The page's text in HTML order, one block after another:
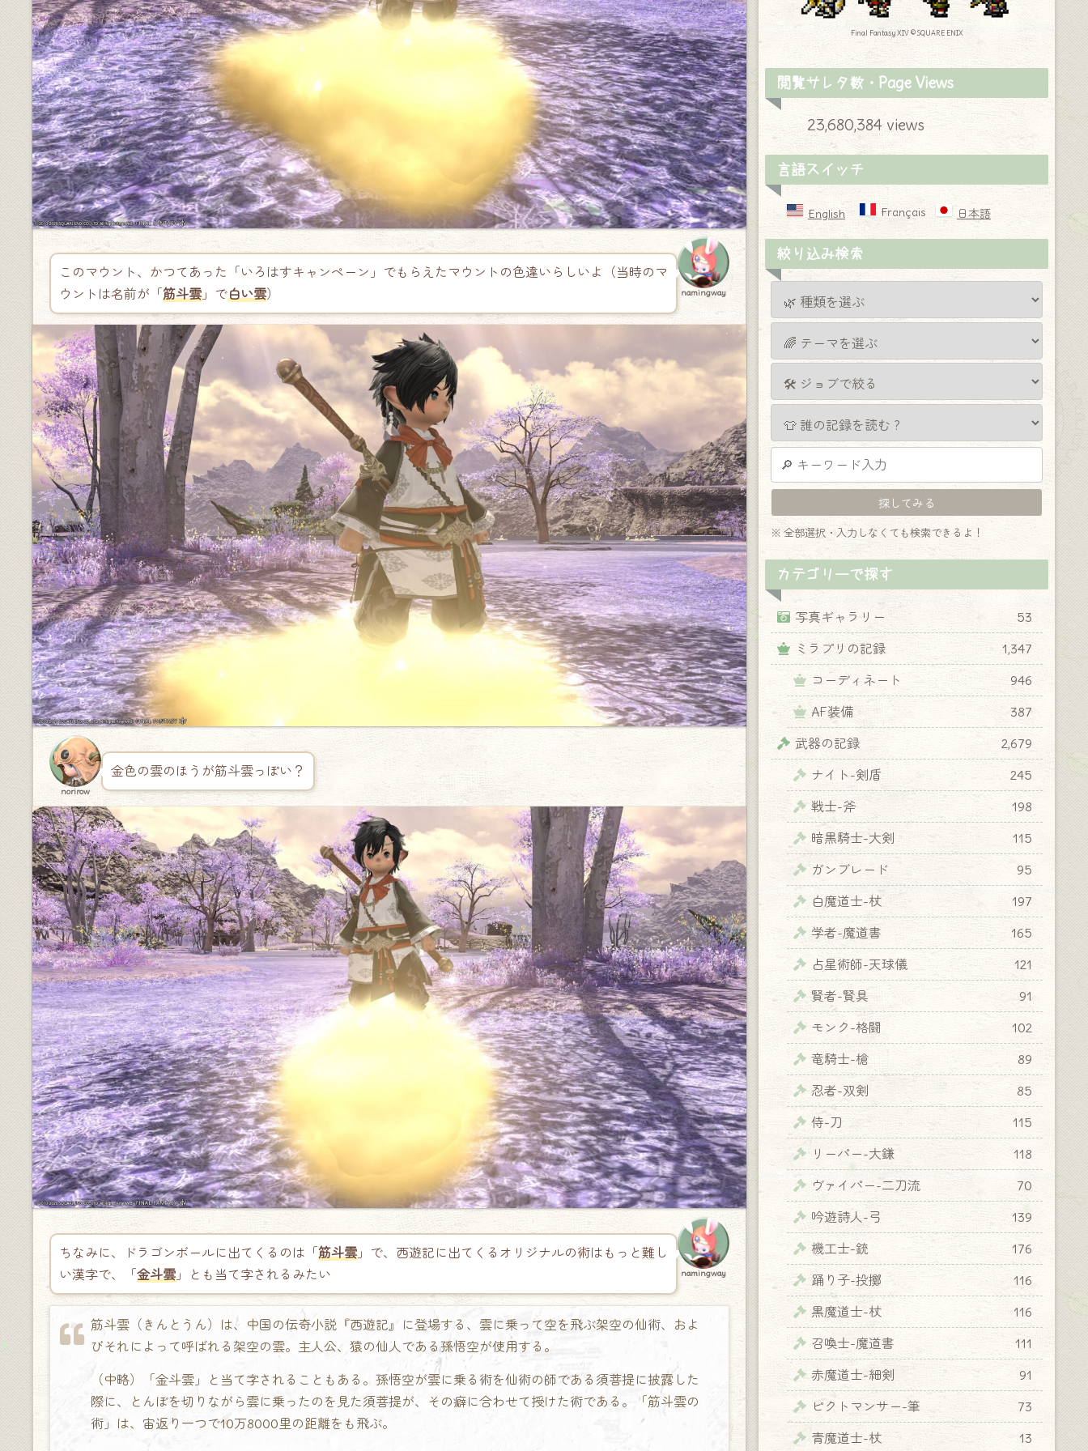
このマウント、かつてあった「いろはすキャンペーン」でもらえたマウントの色違いらしいよ（当時のマ
ウントは名前が「筋斗雲 」で白い雲） namingway
norirow
金色の雲のほうが筋斗雲っぽい？
ちなみに、ドラゴンボールに出てくるのは「筋斗雲 」で、西遊記に出てくるオリジナルの術はもっと難し
い漢字で、「金斗雲 」とも当て字されるみたい namingway
筋斗雲（きんとうん）は、中国の伝奇小説『西遊記』に登場する、雲に乗って空を飛ぶ架空の仙術、およ
びそれによって呼ばれる架空の雲。主人公、猿の仙人である孫悟空が使用する。
（中略）「金斗雲」と当て字されることもある。孫悟空が雲に乗る術を仙術の師である須菩提に披露した
際に、とんぼを切りながら雲に乗ったのを見た須菩提が、その癖に合わせて授けた術である。「筋斗雲の
術」は、宙返り一つで10万8000里の距離をも飛ぶ。
Final Fantasy XIV © SQUARE ENIX
閲覧サレタ数・Page Views
23,680,384 views
言語スイッチ
English Français 日本語
絞り込み検索
※ 全部選択・入力しなくても検索できるよ！
カテゴリーで探す
写真ギャラリー
53
ミラプリの記録
1,347
コーディネート
946
AF装備
387
武器の記録
2,679
ナイト-剣盾
245
戦士-斧
198
暗黒騎士-大剣
115
ガンブレード
95
白魔道士-杖
197
学者-魔道書
165
占星術師-天球儀
121
賢者-賢具
91
モンク-格闘
102
竜騎士-槍
89
忍者-双剣
85
侍-刀
115
リーパー-大鎌
118
ヴァイパー-二刀流
70
吟遊詩人-弓
139
機工士-銃
176
踊り子-投擲
116
黒魔道士-杖
116
召喚士-魔道書
111
赤魔道士-細剣
91
ピクトマンサー-筆
73
青魔道士-杖
13